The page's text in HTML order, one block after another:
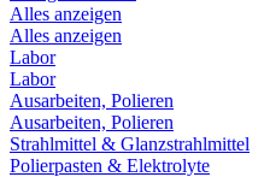
Alles anzeigen
Alles anzeigen
Labor
Labor
Ausarbeiten, Polieren
Ausarbeiten, Polieren
Strahlmittel & Glanzstrahlmittel
Polierpasten & Elektrolyte